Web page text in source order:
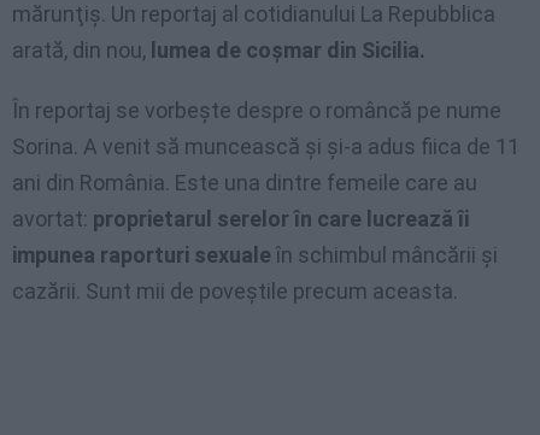
mărunţiş. Un reportaj al cotidianului La Repubblica
arată, din nou, lumea de coşmar din Sicilia.
În reportaj se vorbeşte despre o româncă pe nume
Sorina. A venit să muncească şi şi-a adus fiica de 11
ani din România. Este una dintre femeile care au
avortat: proprietarul serelor în care lucrează îi
impunea raporturi sexuale în schimbul mâncării şi
cazării. Sunt mii de poveştile precum aceasta.